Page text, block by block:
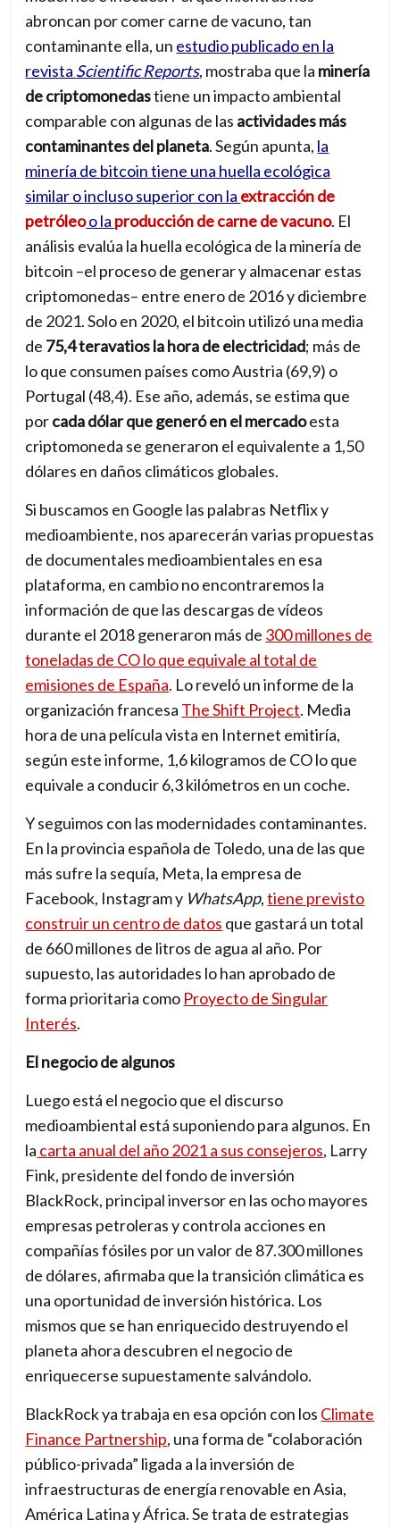
abroncan por comer carne de vacuno, tan
contaminante ella, un estudio publicado en la
revista Scientific Reports, mostraba que la minería
de criptomonedastiene un impacto ambiental
comparable con algunas de las actividades más
contaminantes del planeta. Según apunta, la
minería de bitcoin tiene una huella ecológica
similar o incluso superior con la extracción de
petróleoo la producción de carne de vacuno. El
análisis evalúa la huella ecológica de la minería de
bitcoin –el proceso de generar y almacenar estas
criptomonedas– entre enero de 2016 y diciembre
de 2021. Solo en 2020, el bitcoin utilizó una media
de 75,4 teravatios la hora de electricidad; más de
lo que consumen países como Austria (69,9) o
Portugal (48,4). Ese año, además, se estima que
porcada dólar que generó en el mercadoesta
criptomoneda se generaron el equivalente a 1,50
dólares en daños climáticos globales.
Si buscamos en Google las palabras Netflix y
medioambiente, nos aparecerán varias propuestas
de documentales medioambientales en esa
plataforma, en cambio no encontraremos la
información de que las descargas de vídeos
durante el 2018 generaron más de 300 millones de
toneladas de CO lo que equivale al total de
emisiones de España. Lo reveló uninforme de la
organización francesa The Shift Project. Media
hora de una película vista en Internet emitiría,
según este informe, 1,6 kilogramos de CO lo que
equivale a conducir 6,3 kilómetros en un coche.
Y seguimos con las modernidades contaminantes.
En la provincia española de Toledo, una de las que
más sufre la sequía, Meta, la empresa de
Facebook, Instagram y WhatsApp,tiene previsto
construir un centro de datos que gastará un total
de 660 millones de litros de agua al año. Por
supuesto, las autoridades lo han aprobado de
forma prioritaria como Proyecto de Singular
Interés.
El negocio de algunos
Luego está el negocio que el discurso
medioambiental está suponiendo para algunos. En
la carta anual del año 2021 a sus consejeros, Larry
Fink, presidente del fondo de inversión
BlackRock, principal inversor en las ocho mayores
empresas petroleras y controla acciones en
compañías fósiles por un valor de 87.300 millones
de dólares, afirmaba que la transición climática es
una oportunidad de inversión histórica. Los
mismos que se han enriquecido destruyendo el
planeta ahora descubren el negocio de
enriquecerse supuestamente salvándolo.
BlackRock ya trabaja en esa opción con los Climate
Finance Partnership, una forma de “colaboración
público-privada” ligada a la inversión de
infraestructuras de energía renovable en Asia,
América Latina y África. Se trata de estrategias